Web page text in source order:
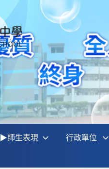
▶師生表現 行政單位